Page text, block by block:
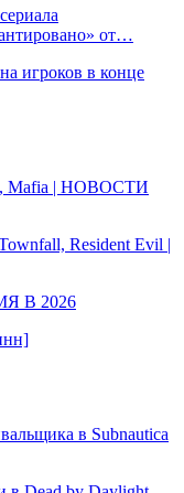
от…
игроков в конце
Mafia | НОВОСТИ
Resident Evil |
В 2026
в Subnautica